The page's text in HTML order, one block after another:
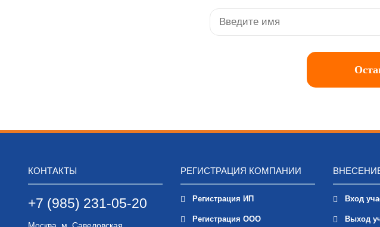
КОНТАКТЫ
+7 (985) 231-05-20
РЕГИСТРАЦИЯ КОМПАНИИ
Регистрация ИП
Регистрация ООО
Вход
Выход